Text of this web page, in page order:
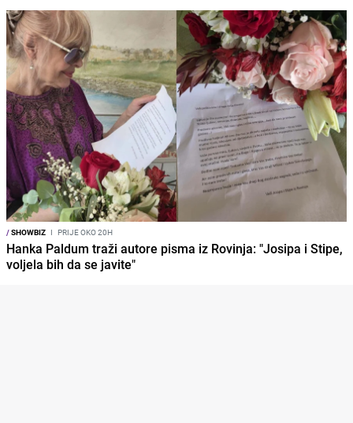
/SHOWBIZ I PRIJE OKO 20H
Hanka Paldum traži autore pisma iz Rovinja: "Josipa i Stipe,
voljela bih da se javite"